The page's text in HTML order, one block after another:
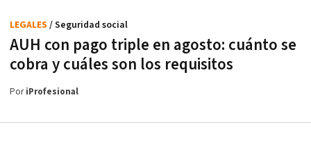
AUH con pago triple en agosto: cuánto se
cobra y cuáles son los requisitos
LEGALES / Seguridad social
PoriProfesional